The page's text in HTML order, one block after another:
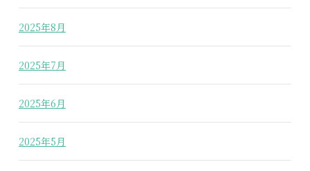
2025年8月
2025年7月
2025年6月
2025年5月